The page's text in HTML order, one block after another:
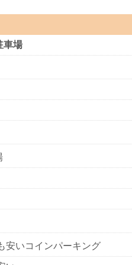
車場
安いコインパーキング